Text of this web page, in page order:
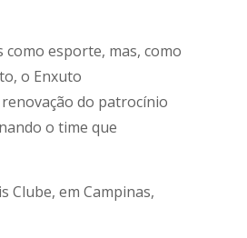
esporte, mas, como
o Enxuto
do patrocínio
o time que
Clube, em Campinas,